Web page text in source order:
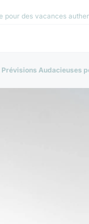
pour des vacances
Prévisions Audacieuses